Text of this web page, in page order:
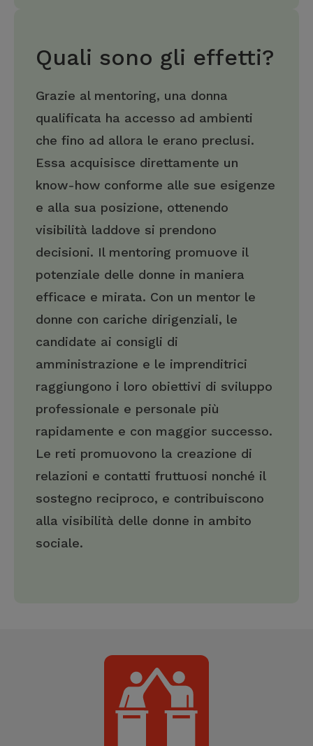
Quali sono gli effetti?
Grazie al mentoring, una donna
qualificata ha accesso ad ambienti
che fino ad allora le erano preclusi.
Essa acquisisce direttamente un
know-how conforme alle sue esigenze
e alla sua posizione, ottenendo
visibilità laddove si prendono
decisioni. Il mentoring promuove il
potenziale delle donne in maniera
efficace e mirata. Con un mentor le
donne con cariche dirigenziali, le
candidate ai consigli di
amministrazione e le imprenditrici
raggiungono i loro obiettivi di sviluppo
professionale e personale più
rapidamente e con maggior successo.
Le reti promuovono la creazione di
relazioni e contatti fruttuosi nonché il
sostegno reciproco, e contribuiscono
alla visibilità delle donne in ambito
sociale.